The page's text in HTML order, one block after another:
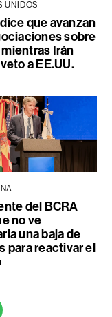
UNIDOS
que avanzan
sobre
Irán
a EE.UU.
del BCRA
no ve
una baja de
para reactivar el